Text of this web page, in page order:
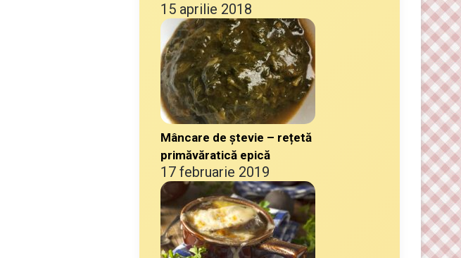
15 aprilie 2018
Mâncare de ștevie – rețetă
primăvăratică epică
17 februarie 2019